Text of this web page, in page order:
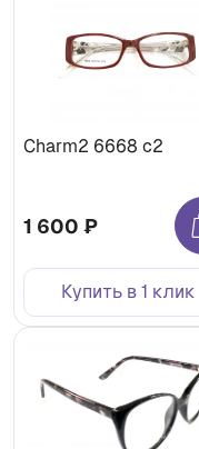
Charm2 6668 c2
1 600 ₽
Купить в 1 клик